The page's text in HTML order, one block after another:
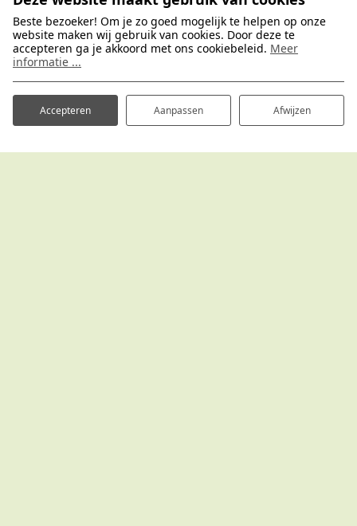
Vakantiepark Bronckhorst
Handwijzersdijk 4
Beste bezoeker! Om je zo goed mogelijk te helpen op onze
website maken wij gebruik van cookies. Door deze te
accepteren ga je akkoord met ons cookiebeleid. Meer
informatie ...
Accepteren Aanpassen Afwijzen